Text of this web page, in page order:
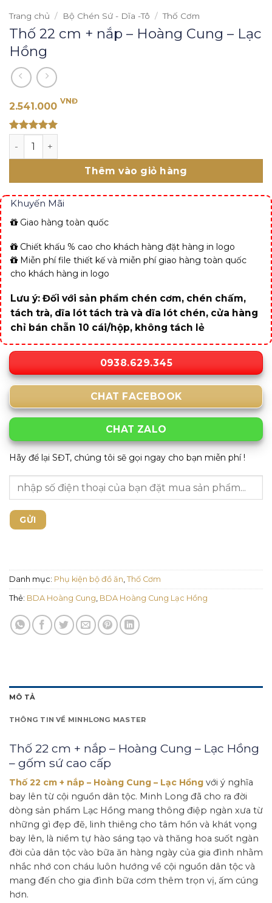
Trang chủ / Bộ Chén Sứ - Dĩa -Tô / Thố Cơm
Thố 22 cm + nắp – Hoàng Cung – Lạc
Hồng
2.541.000 VNĐ
out of 5
Thố 22 cm + nắp - Hoàng Cung - Lạc Hồng số lượng
Thêm vào giỏ hàng
Khuyến Mãi
Giao hàng toàn quốc
Chiết khấu % cao cho khách hàng đặt hàng in logo
Miễn phí file thiết kế và miễn phí giao hàng toàn quốc
cho khách hàng in logo
Lưu ý: Đối với sản phẩm chén cơm, chén chấm,
tách trà, dĩa lót tách trà và dĩa lót chén, cửa hàng
chỉ bán chẵn 10 cái/hộp, không tách lẻ
0938.629.345
CHAT FACEBOOK
CHAT ZALO
Hãy để lại SĐT, chúng tôi sẽ gọi ngay cho bạn miễn phí !
Danh mục: Phụ kiện bộ đồ ăn Thố Cơm
Thẻ: BDA Hoàng Cung BDA Hoàng Cung Lạc Hồng
MÔ TẢ
THÔNG TIN VỀ MINHLONG MASTER
Thố 22 cm + nắp – Hoàng Cung – Lạc Hồng
– gốm sứ cao cấp
Thố 22 cm + nắp – Hoàng Cung – Lạc Hồng với ý nghĩa
bay lên từ cội nguồn dân tộc. Minh Long đã cho ra đời
dòng sản phẩm Lạc Hồng mang thông điệp ngàn xưa từ
những gì đẹp đẽ, linh thiêng cho tâm hồn và khát vọng
bay lên, là niềm tự hào sáng tạo và thăng hoa suốt ngàn
đời của dân tộc vào bữa ăn hàng ngày của gia đình nhằm
nhắc nhớ con cháu luôn hướng về cội nguồn dân tộc và
mang đến cho gia đình bữa cơm thêm trọn vị, ấm cúng
hơn.